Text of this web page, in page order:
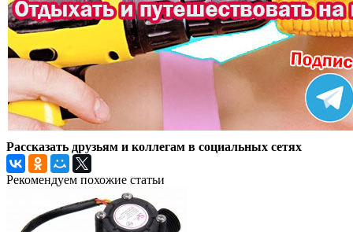
Рассказать друзьям и коллегам в социальных сетях
Рекомендуем похожие статьи